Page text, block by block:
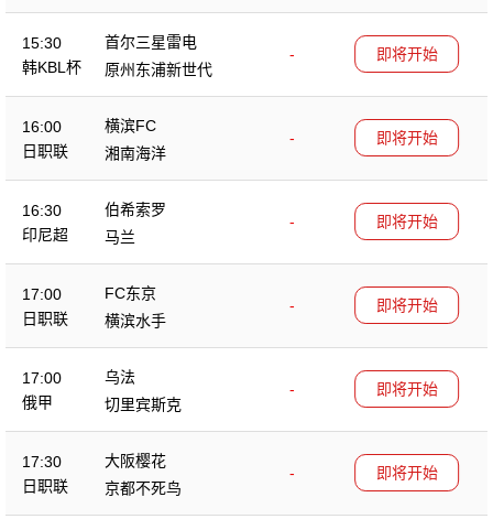
15:30
韩KBL杯
首尔三星雷电
-
原州东浦新世代
即将开始
16:00
日职联
横滨FC
-
湘南海洋
即将开始
16:30
印尼超
伯希索罗
-
马兰
即将开始
17:00
日职联
FC东京
-
横滨水手
即将开始
17:00
俄甲
乌法
-
切里宾斯克
即将开始
17:30
日职联
大阪樱花
-
京都不死鸟
即将开始